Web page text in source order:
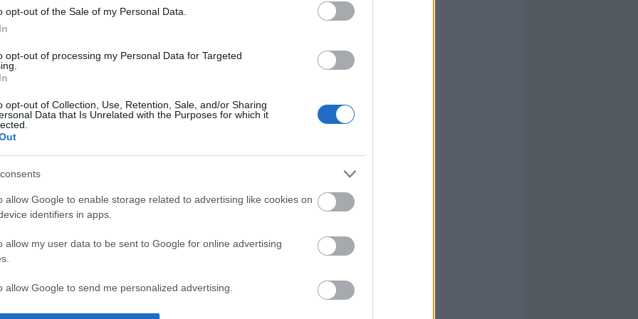
opt-out of the Sale of my Personal Data.
opt-out of processing my Personal Data for Targeted
opt-out of Collection, Use, Retention, Sale, and/or Sharing
Data that Is Unrelated with the Purposes for which it
allow Google to enable storage related to advertising like cookies on
identifiers in apps.
allow my user data to be sent to Google for online advertising
allow Google to send me personalized advertising.
(lesión muscular), Diego Carlos (sancionado),
(molestias musculares).
el Betis. Sergi Gómez y Rakitic se presentan
Carlos y Joan Jordán. Fernando es baja por
de la jornada 27
vuelve a sufrir una lesión muscular y será baja
partidos. Repasamos los lesionados de la
y su posible tiempo de baja.